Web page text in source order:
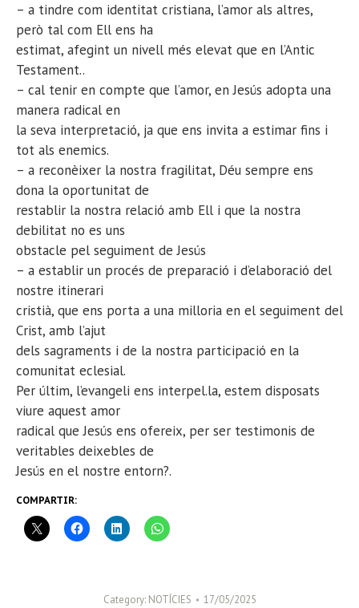
– a tindre com identitat cristiana, l’amor als altres,
però tal com Ell ens ha
estimat, afegint un nivell més elevat que en l’Antic
Testament..
– cal tenir en compte que l’amor, en Jesús adopta una
manera radical en
la seva interpretació, ja que ens invita a estimar fins i
tot als enemics.
– a reconèixer la nostra fragilitat, Déu sempre ens
dona la oportunitat de
restablir la nostra relació amb Ell i que la nostra
debilitat no es uns
obstacle pel seguiment de Jesús
– a establir un procés de preparació i d’elaboració del
nostre itinerari
cristià, que ens porta a una milloria en el seguiment del
Crist, amb l’ajut
dels sagraments i de la nostra participació en la
comunitat eclesial.
Per últim, l’evangeli ens interpel.la, estem disposats
viure aquest amor
radical que Jesús ens ofereix, per ser testimonis de
veritables deixebles de
Jesús en el nostre entorn?.
COMPARTIR:
Category: NOTÍCIES 17/05/2025